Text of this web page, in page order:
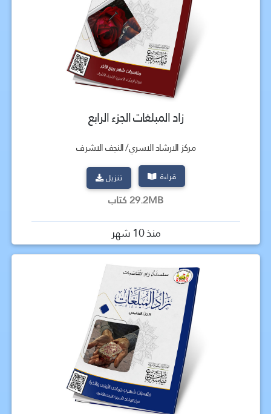
زاد المبلغات الجزء الرابع
مركز الارشاد الاسري/ النجف الاشرف
قراءة تنزيل
29.2MB كتاب
منذ 10 شهر